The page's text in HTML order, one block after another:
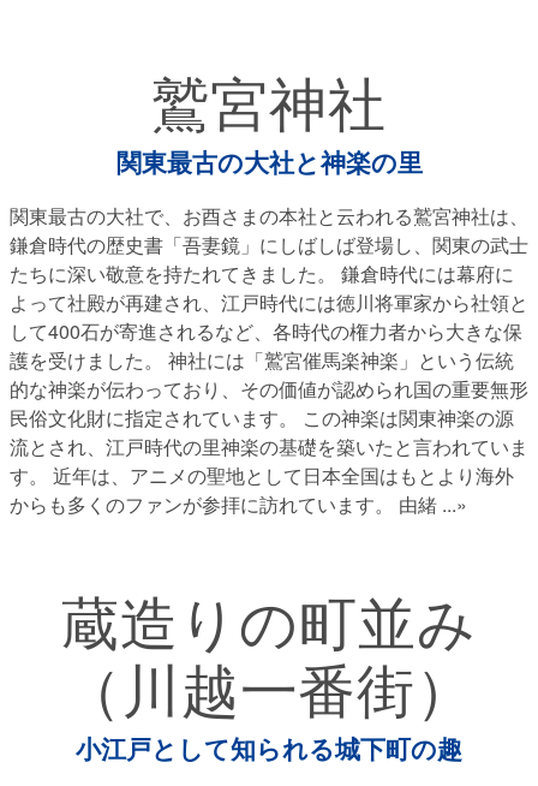
鷲宮神社
関東最古の大社と神楽の里
関東最古の大社で、お酉さまの本社と云われる鷲宮神社は、
鎌倉時代の歴史書「吾妻鏡」にしばしば登場し、関東の武士
たちに深い敬意を持たれてきました。 鎌倉時代には幕府に
よって社殿が再建され、江戸時代には徳川将軍家から社領と
して400石が寄進されるなど、各時代の権力者から大きな保
護を受けました。 神社には「鷲宮催馬楽神楽」という伝統
的な神楽が伝わっており、その価値が認められ国の重要無形
民俗文化財に指定されています。 この神楽は関東神楽の源
流とされ、江戸時代の里神楽の基礎を築いたと言われていま
す。 近年は、アニメの聖地として日本全国はもとより海外
からも多くのファンが参拝に訪れています。 由緒 ...»
蔵造りの町並み
（川越一番街）
小江戸として知られる城下町の趣